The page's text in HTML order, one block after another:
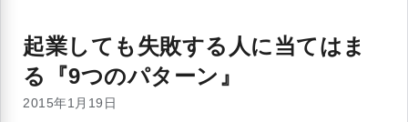
起業しても失敗する人に当てはま
る『9つのパターン』
2015年1月19日